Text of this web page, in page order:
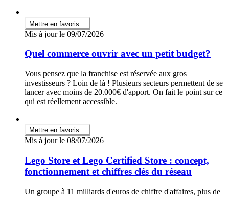
Mettre en favoris
Mis à jour le 09/07/2026
Quel commerce ouvrir avec un petit budget?
Vous pensez que la franchise est réservée aux gros
investisseurs ? Loin de là ! Plusieurs secteurs permettent de se
lancer avec moins de 20.000€ d'apport. On fait le point sur ce
qui est réellement accessible.
Mettre en favoris
Mis à jour le 08/07/2026
Lego Store et Lego Certified Store : concept,
fonctionnement et chiffres clés du réseau
Un groupe à 11 milliards d'euros de chiffre d'affaires, plus de